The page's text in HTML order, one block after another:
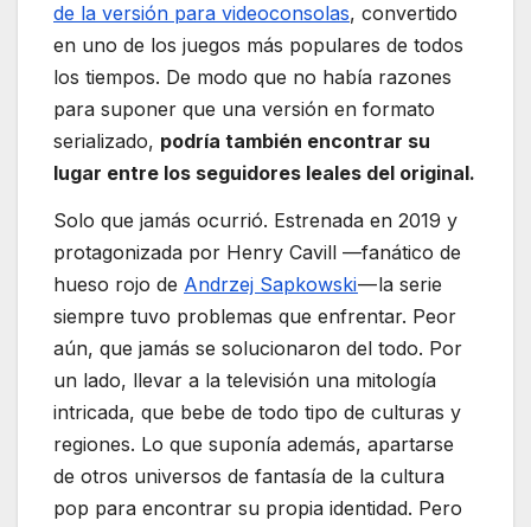
de la versión para videoconsolas, convertido
en uno de los juegos más populares de todos
los tiempos. De modo que no había razones
para suponer que una versión en formato
serializado, podría también encontrar su
lugar entre los seguidores leales del original.
Solo que jamás ocurrió. Estrenada en 2019 y
protagonizada por Henry Cavill —fanático de
hueso rojo de Andrzej Sapkowski— la serie
siempre tuvo problemas que enfrentar. Peor
aún, que jamás se solucionaron del todo. Por
un lado, llevar a la televisión una mitología
intricada, que bebe de todo tipo de culturas y
regiones. Lo que suponía además, apartarse
de otros universos de fantasía de la cultura
pop para encontrar su propia identidad. Pero